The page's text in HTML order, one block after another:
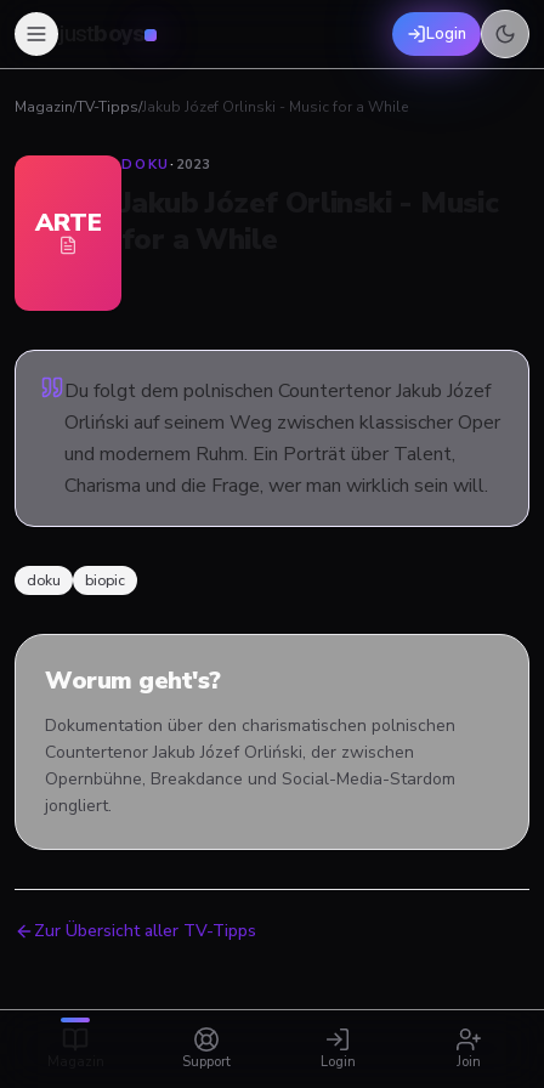
boys Login
Magazin/TV-Tipps/Jakub Józef Orlinski - Music for a While
ARTE
DOKU· 2023
Du folgt dem polnischen Countertenor Jakub Józef
Orliński auf seinem Weg zwischen klassischer Oper
und modernem Ruhm. Ein Porträt über Talent,
Charisma und die Frage, wer man wirklich sein will.
doku biopic
Worum geht's?
Dokumentation über den charismatischen polnischen
Countertenor Jakub Józef Orliński, der zwischen
Opernbühne, Breakdance und Social-Media-Stardom
jongliert.
Zur Übersicht aller TV-Tipps
Support Login Join